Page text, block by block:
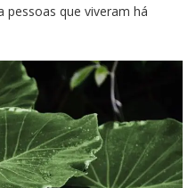
pessoas que viveram há